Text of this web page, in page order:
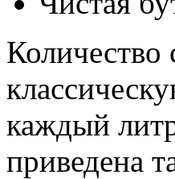
каждый
приведена